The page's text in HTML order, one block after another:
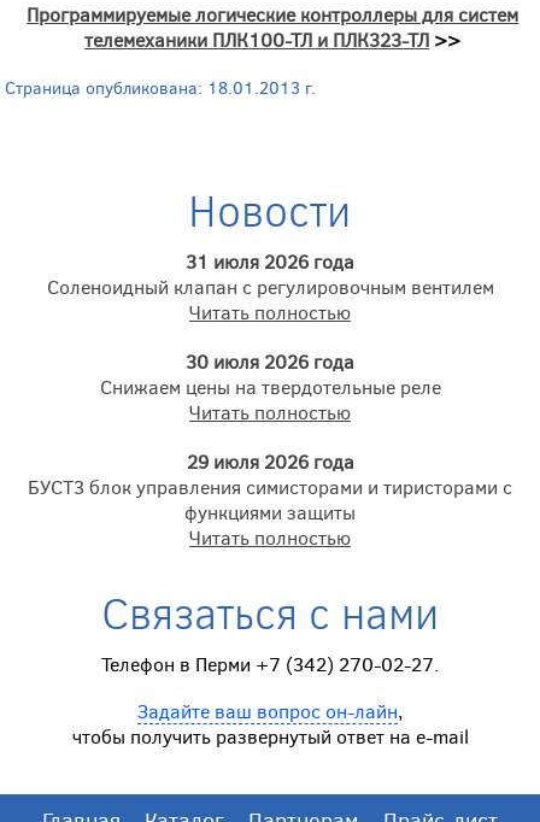
Программируемые логические контроллеры для систем
телемеханики ПЛК100-ТЛ и ПЛК323-ТЛ >>
Страница опубликована: 18.01.2013 г.
Новости
31 июля 2026 года
Соленоидный клапан с регулировочным вентилем
Читать полностью
30 июля 2026 года
Снижаем цены на твердотельные реле
Читать полностью
29 июля 2026 года
БУСТ3 блок управления симисторами и тиристорами с
функциями защиты
Читать полностью
Связаться с нами
Телефон в Перми +7 (342) 270-02-27.
Задайте ваш вопрос он-лайн,
чтобы получить развернутый ответ на e-mail